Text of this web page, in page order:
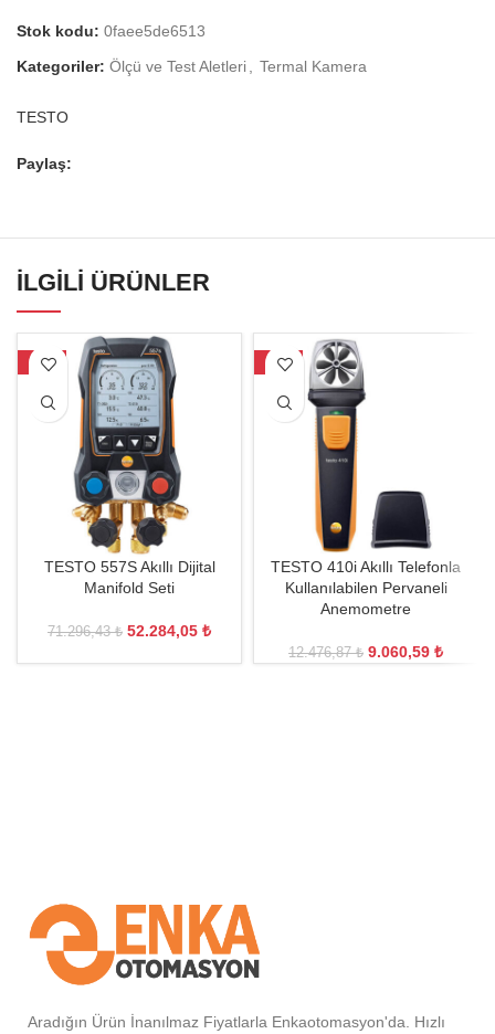
Stok kodu: 0faee5de6513
Kategoriler: Ölçü ve Test Aletleri Termal Kamera
TESTO
Paylaş:
İLGILI ÜRÜNLER
-27%
TESTO 557S Akıllı Dijital
Manifold Seti
71.296,43₺ 52.284,05 ₺
-27%
TESTO 410i Akıllı Telefonla
Kullanılabilen Pervaneli
Anemometre
12.476,87₺ 9.060,59 ₺
Aradığın Ürün İnanılmaz Fiyatlarla Enkaotomasyon'da. Hızlı